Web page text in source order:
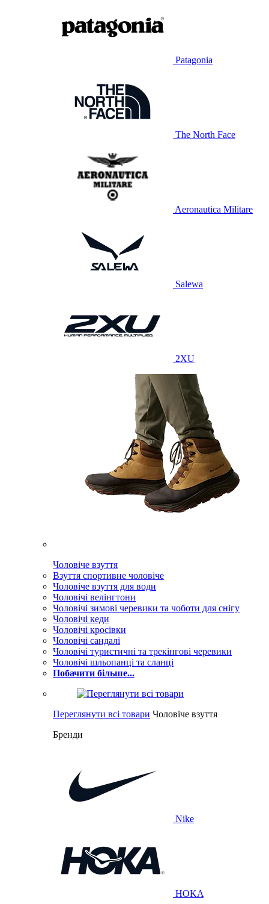
Patagonia
The North Face
Aeronautica Militare
Salewa
2XU
Чоловіче взуття
Взуття спортивне чоловіче
Чоловіче взуття для води
Чоловічі велінгтони
Чоловічі зимові черевики та чоботи для снігу
Чоловічі кеди
Чоловічі кросівки
Чоловічі сандалі
Чоловічі туристичні та трекінгові черевики
Чоловічі шльопанці та сланці
Побачити більше...
Переглянути всі товари Чоловіче взуття
Бренди
Nike
HOKA